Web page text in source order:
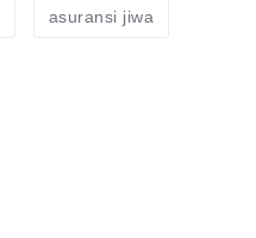
asuransi jiwa